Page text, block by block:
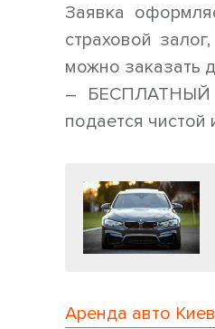
Заявка
страховой
можно заказать
– БЕСПЛАТНЫЙ
подается чистой
Аренда авто Киев